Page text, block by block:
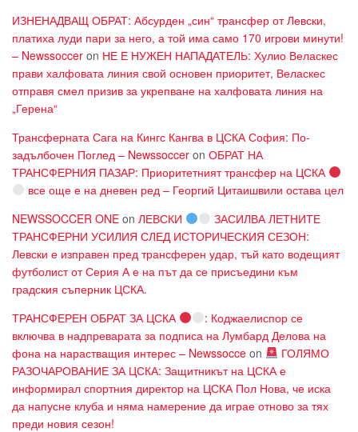
ИЗНЕНАДВАЩ ОБРАТ: Абсурден „син“ трансфер от Левски,
платиха луди пари за него, а той има само 170 игрови минути!
– Newssoccer on НЕ Е НУЖЕН НАПАДАТЕЛЬ: Хулио Веласкес
прави халфовата линия свой основен приоритет, Веласкес
отправя смел призив за укрепване на халфовата линия на
„Герена“
Трансферната Сага на Кингс Кангва в ЦСКА София: По-
задълбочен Поглед – Newssoccer on ОБРАТ НА
ТРАНСФЕРНИЯ ПАЗАР: Приоритетният трансфер на ЦСКА
все още е на дневен ред – Георгий Цитаишвили остава цел
NEWSSOCCER ONE on ЛЕВСКИ
ЗАСИЛВА ЛЕТНИТЕ
ТРАНСФЕРНИ УСИЛИЯ СЛЕД ИСТОРИЧЕСКИЯ СЕЗОН:
Левски е изправен пред трансферен удар, тъй като водещият
футболист от Серия А е на път да се присъедини към
градския съперник ЦСКА.
ТРАНСФЕРЕН ОБРАТ ЗА ЦСКА
: Коджаелиспор се
включва в надпреварата за подписа на Лумбард Делова на
фона на нарастващия интерес – Newssocce on
ГОЛЯМО
РАЗОЧАРОВАНИЕ ЗА ЦСКА: Защитникът на ЦСКА е
информирал спортния директор на ЦСКА Пол Нова, че иска
да напусне клуба и няма намерение да играе отново за тях
преди новия сезон!